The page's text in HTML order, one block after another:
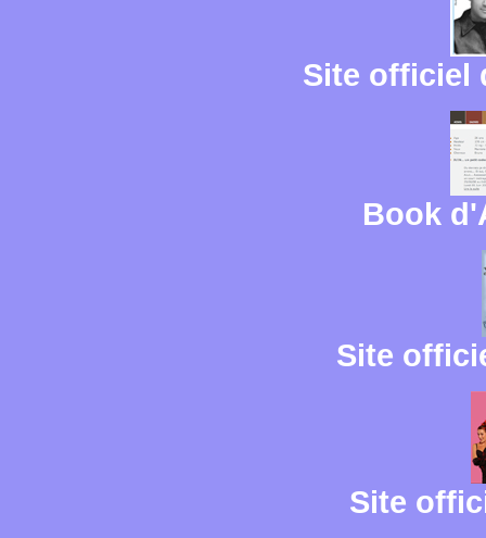
Site officiel
Book
Site
Site